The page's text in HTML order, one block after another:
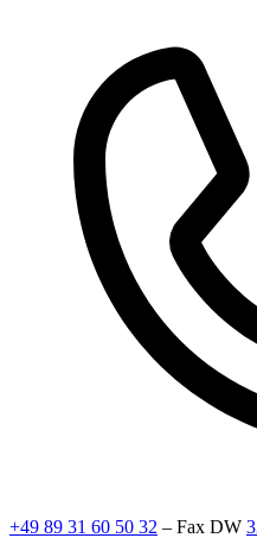
+49 89 31 60 50 32 – Fax DW